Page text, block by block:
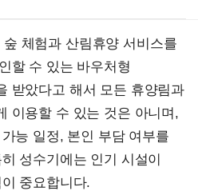
체험과 산림휴양 서비스를
할 수 있는 바우처형
받았다고 해서 모든 휴양림과
이용할 수 있는 것은 아니며,
능 일정, 본인 부담 여부를
성수기에는 인기 시설이
중요합니다.